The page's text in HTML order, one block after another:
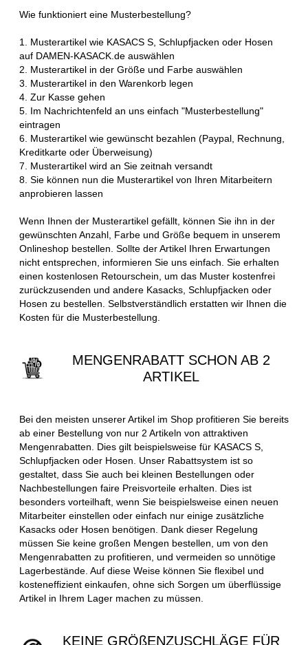
Wie funktioniert eine Musterbestellung?
1. Musterartikel wie KASACS S, Schlupfjacken oder Hosen
auf DAMEN-KASACK.de auswählen
2. Musterartikel in der Größe und Farbe auswählen
3. Musterartikel in den Warenkorb legen
4. Zur Kasse gehen
5. Im Nachrichtenfeld an uns einfach "Musterbestellung"
eintragen
6. Musterartikel wie gewünscht bezahlen (Paypal, Rechnung,
Kreditkarte oder Überweisung)
7. Musterartikel wird an Sie zeitnah versandt
8. Sie können nun die Musterartikel von Ihren Mitarbeitern
anprobieren lassen
Wenn Ihnen der Musterartikel gefällt, können Sie ihn in der
gewünschten Anzahl, Farbe und Größe bequem in unserem
Onlineshop bestellen. Sollte der Artikel Ihren Erwartungen
nicht entsprechen, informieren Sie uns einfach. Sie erhalten
einen kostenlosen Retourschein, um das Muster kostenfrei
zurückzusenden und andere Kasacks, Schlupfjacken oder
Hosen zu bestellen. Selbstverständlich erstatten wir Ihnen die
Kosten für die Musterbestellung.
MENGENRABATT SCHON AB 2
ARTIKEL
Bei den meisten unserer Artikel im Shop profitieren Sie bereits
ab einer Bestellung von nur 2 Artikeln von attraktiven
Mengenrabatten. Dies gilt beispielsweise für KASACS S,
Schlupfjacken oder Hosen. Unser Rabattsystem ist so
gestaltet, dass Sie auch bei kleinen Bestellungen oder
Nachbestellungen faire Preisvorteile erhalten. Dies ist
besonders vorteilhaft, wenn Sie beispielsweise einen neuen
Mitarbeiter einstellen oder einfach nur einige zusätzliche
Kasacks oder Hosen benötigen. Dank dieser Regelung
müssen Sie keine großen Mengen bestellen, um von den
Mengenrabatten zu profitieren, und vermeiden so unnötige
Lagerbestände. Auf diese Weise können Sie flexibel und
kosteneffizient einkaufen, ohne sich Sorgen um überflüssige
Artikel in Ihrem Lager machen zu müssen.
KEINE GRÖßENZUSCHLÄGE FÜR